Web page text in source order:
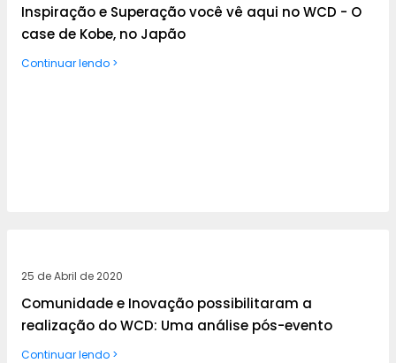
Inspiração e Superação você vê aqui no WCD - O
case de Kobe, no Japão
Continuar lendo >
25 de Abril de 2020
Comunidade e Inovação possibilitaram a
realização do WCD: Uma análise pós-evento
Continuar lendo >